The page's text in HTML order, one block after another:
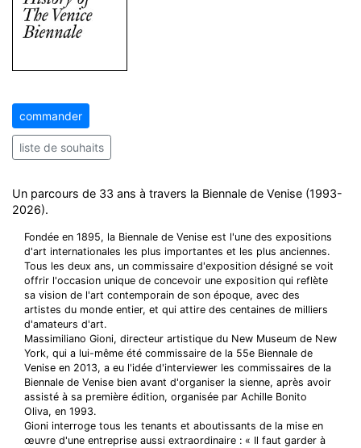
commander
liste de souhaits
Un parcours de 33 ans à travers la Biennale de Venise (1993-
2026).
Fondée en 1895, la Biennale de Venise est l'une des expositions
d'art internationales les plus importantes et les plus anciennes.
Tous les deux ans, un commissaire d'exposition désigné se voit
offrir l'occasion unique de concevoir une exposition qui reflète
sa vision de l'art contemporain de son époque, avec des
artistes du monde entier, et qui attire des centaines de milliers
d'amateurs d'art.
Massimiliano Gioni, directeur artistique du New Museum de New
York, qui a lui-même été commissaire de la 55e Biennale de
Venise en 2013, a eu l'idée d'interviewer les commissaires de la
Biennale de Venise bien avant d'organiser la sienne, après avoir
assisté à sa première édition, organisée par Achille Bonito
Oliva, en 1993.
Gioni interroge tous les tenants et aboutissants de la mise en
œuvre d'une entreprise aussi extraordinaire : « Il faut garder à